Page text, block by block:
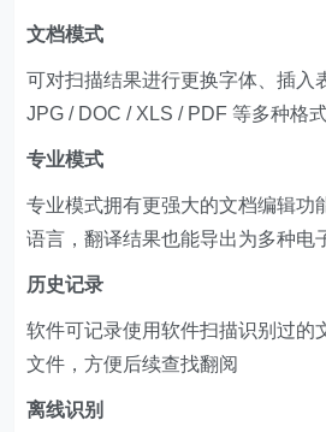
文档模式
可对扫描结果进行更换字体、插入
JPG / DOC / XLS / PDF 等多种格
专业模式
专业模式拥有更强大的文档编辑功
语言，翻译结果也能导出为多种电
历史记录
软件可记录使用软件扫描识别过的
文件，方便后续查找翻阅
离线识别